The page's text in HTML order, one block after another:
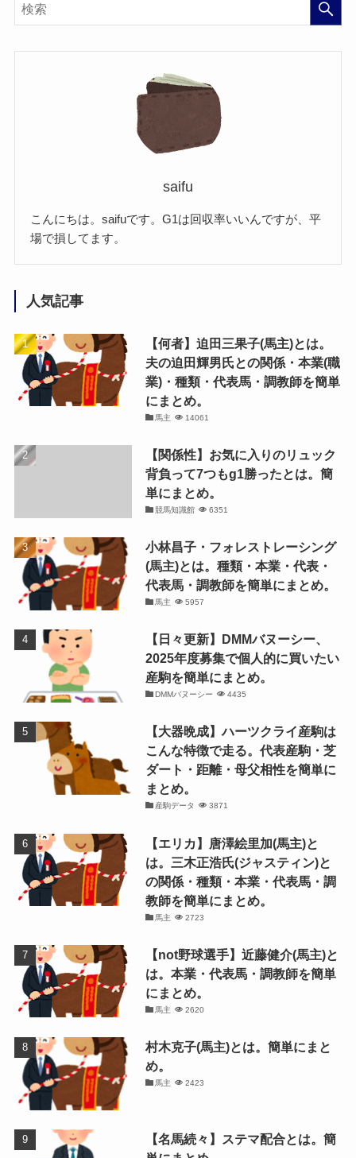
saifu
こんにちは。saifuです。G1は回収率いいんですが、平
場で損してます。
人気記事
【何者】迫田三果子(馬主)とは。
夫の迫田輝男氏との関係・本業(職
業)・種類・代表馬・調教師を簡単
にまとめ。
馬主 14061
【関係性】お気に入りのリュック
背負って7つもg1勝ったとは。簡
単にまとめ。
競馬知識館 6351
小林昌子・フォレストレーシング
(馬主)とは。種類・本業・代表・
代表馬・調教師を簡単にまとめ。
馬主 5957
【日々更新】DMMバヌーシー、
2025年度募集で個人的に買いたい
産駒を簡単にまとめ。
DMMバヌーシー 4435
【大器晩成】ハーツクライ産駒は
こんな特徴で走る。代表産駒・芝
ダート・距離・母父相性を簡単に
まとめ。
産駒データ 3871
【エリカ】唐澤絵里加(馬主)と
は。三木正浩氏(ジャスティン)と
の関係・種類・本業・代表馬・調
教師を簡単にまとめ。
馬主 2723
【not野球選手】近藤健介(馬主)と
は。本業・代表馬・調教師を簡単
にまとめ。
馬主 2620
村木克子(馬主)とは。簡単にまと
め。
馬主 2423
【名馬続々】ステマ配合とは。簡